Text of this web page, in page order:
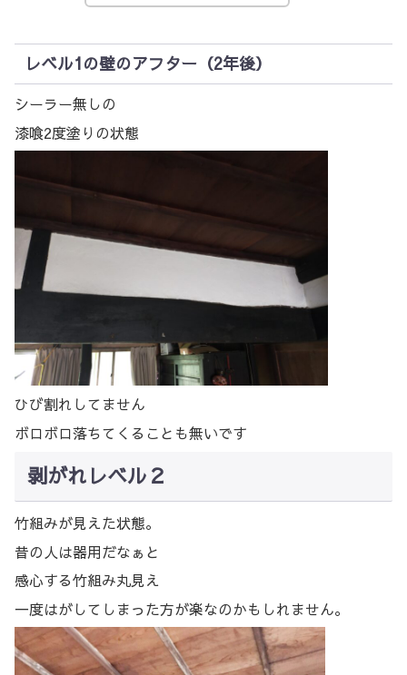
レベル1の壁のアフター（2年後）
シーラー無しの
漆喰2度塗りの状態
ひび割れしてません
ボロボロ落ちてくることも無いです
剥がれレベル２
竹組みが見えた状態。
昔の人は器用だなぁと
感心する竹組み丸見え
一度はがしてしまった方が楽なのかもしれません。